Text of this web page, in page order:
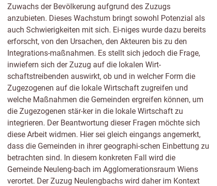
Zuwachs der Bevölkerung aufgrund des Zuzugs
anzubieten. Dieses Wachstum bringt sowohl Potenzial als
auch Schwierigkeiten mit sich. Ei-niges wurde dazu bereits
erforscht, von den Ursachen, den Akteuren bis zu den
Integrations-maßnahmen. Es stellt sich jedoch die Frage,
inwiefern sich der Zuzug auf die lokalen Wirt-
schaftstreibenden auswirkt, ob und in welcher Form die
Zugezogenen auf die lokale Wirtschaft zugreifen und
welche Maßnahmen die Gemeinden ergreifen können, um
die Zugezogenen stär-ker in die lokale Wirtschaft zu
integrieren. Der Beantwortung dieser Fragen möchte sich
diese Arbeit widmen. Hier sei gleich eingangs angemerkt,
dass die Gemeinden in ihrer geographi-schen Einbettung zu
betrachten sind. In diesem konkreten Fall wird die
Gemeinde Neuleng-bach im Agglomerationsraum Wiens
verortet. Der Zuzug Neulengbachs wird daher im Kontext